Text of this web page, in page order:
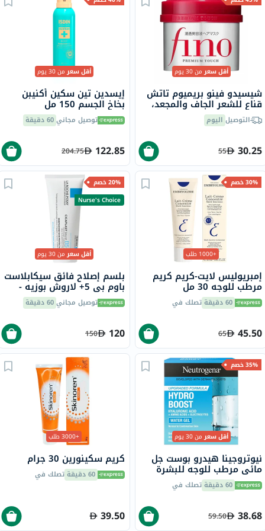
أقل سعرمن 30 يوم
شيسيدو فينو بريميوم تاتش
قناع للشعر الجاف والمجعد،
230 جرامالتوصيل اليوم
30.25
55
أقل سعرمن 30 يوم
إيسدين تين سكين أكنيبن
بخاخ الجسم 150 مل
توصيل مجاني60 دقيقة
122.85
204.75
30% خصم
+1000 طلب
إمبريوليس لايت-كريم كريم
مرطب للوجه 30 مل
60 دقيقة تصلك في
45.50
65
20% خصم
Nurse's Choice
أقل سعرمن 30 يوم
بلسم إصلاح فائق سيكابلاست
باوم بي 5+ لاروش بوزيه -
100 مل توصيل مجاني60 دقيقة
120
150
35% خصم
أقل سعرمن 30 يوم
نيوتروجينا هيدرو بوست جل
مائي مرطب للوجه للبشرة
العادية إلى المختلطة 50 مل
60 دقيقة تصلك في
38.68
59.50
+3000 طلب
كريم سكينورين 30 جرام
60 دقيقة تصلك في
39.50